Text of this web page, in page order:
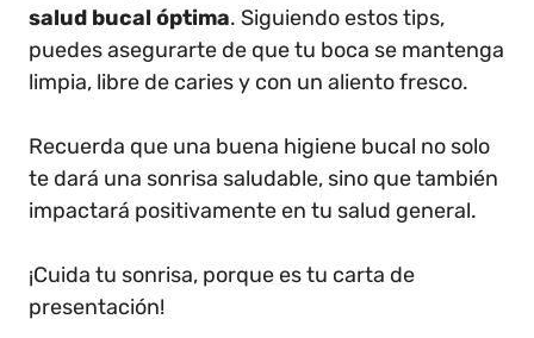
salud bucal óptima. Siguiendo estos tips,
puedes asegurarte de que tu boca se mantenga
limpia, libre de caries y con un aliento fresco.
Recuerda que una buena higiene bucal no solo
te dará una sonrisa saludable, sino que también
impactará positivamente en tu salud general.
¡Cuida tu sonrisa, porque es tu carta de
presentación!